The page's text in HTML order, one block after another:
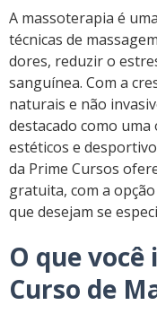
A massoterapia é
técnicas de
dores, reduzir o
sanguínea. Com a
naturais e não
destacado como
estéticos e
da Prime Cursos
gratuita, com a
que desejam se
O que
Curso de